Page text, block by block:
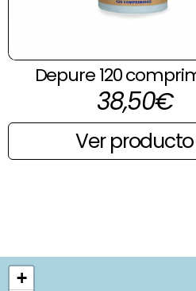
Depure 120
38,50€
Ver producto
+